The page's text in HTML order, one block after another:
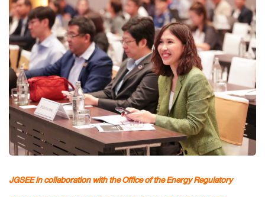
JGSEE in collaboration with the Office of the Energy Regulatory